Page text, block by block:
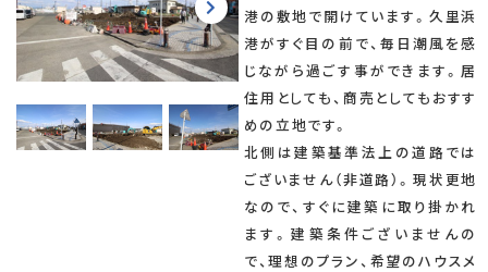
港の敷地で開けています。久里浜
港がすぐ目の前で、毎日潮風を感
じながら過ごす事ができます。居
住用としても、商売としてもおすす
めの立地です。
北側は建築基準法上の道路では
ございません（非道路）。現状更地
なので、すぐに建築に取り掛かれ
ます。建築条件ございませんの
で、理想のプラン、希望のハウスメ